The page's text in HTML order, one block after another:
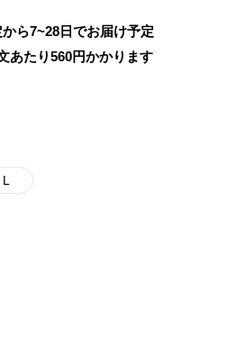
ら7~28日でお届け予定
あたり560円かかります
L